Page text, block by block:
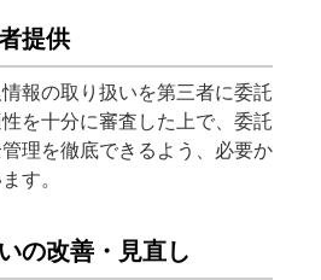
提供
報の取り扱いを第三者に委託
を十分に審査した上で、委託
理を徹底できるよう、必要か
す。
の改善・見直し